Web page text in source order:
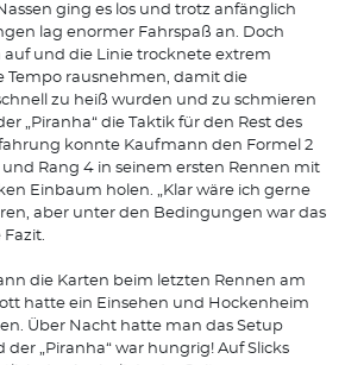
ging es los und trotz anfänglich
lag enormer Fahrspaß an. Doch
und die Linie trocknete extrem
Tempo rausnehmen, damit die
zu heiß wurden und zu schmieren
„Piranha“ die Taktik für den Rest des
konnte Kaufmann den Formel 2
und Rang 4 in seinem ersten Rennen mit
Einbaum holen. „Klar wäre ich gerne
aber unter den Bedingungen war das
Fazit.
die Karten beim letzten Rennen am
hatte ein Einsehen und Hockenheim
Über Nacht hatte man das Setup
„Piranha“ war hungrig! Auf Slicks